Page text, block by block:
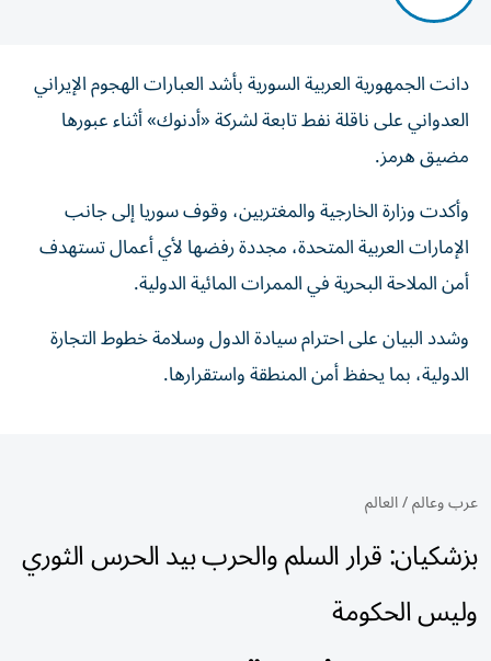
دانت الجمهورية العربية السورية بأشد العبارات الهجوم الإيراني
العدواني على ‏ناقلة نفط تابعة لشركة «أدنوك» أثناء عبورها
مضيق هرمز.‏
وأكدت وزارة الخارجية والمغتربين، وقوف سوريا إلى ‏جانب
الإمارات العربية المتحدة، مجددة رفضها لأي أعمال تستهدف
أمن الملاحة ‏البحرية في الممرات المائية الدولية.‏
وشدد البيان على احترام سيادة الدول وسلامة خطوط التجارة
الدولية، بما ‏يحفظ أمن المنطقة واستقرارها.‏
عرب وعالم/العالم
بزشكيان: قرار السلم والحرب بيد الحرس الثوري
وليس الحكومة